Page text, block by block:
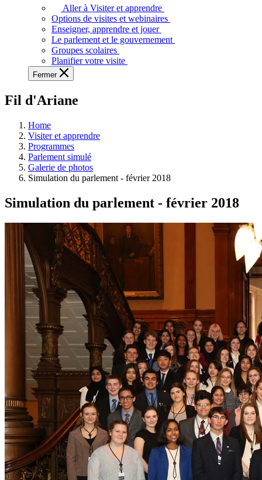
voir,
apprendre
et
à
à
législative.
Aller à Visiter et apprendre
Options de visites et webinaires
Enseigner, apprendre et jouer
Le parlement et le gouvernement
Groupes scolaires
Planifier votre visite
Fermer
Fil d'Ariane
Home
Visiter et apprendre
Programmes
Parlement simulé
Galerie de photos
Simulation du parlement - février 2018
Simulation du parlement - février 2018